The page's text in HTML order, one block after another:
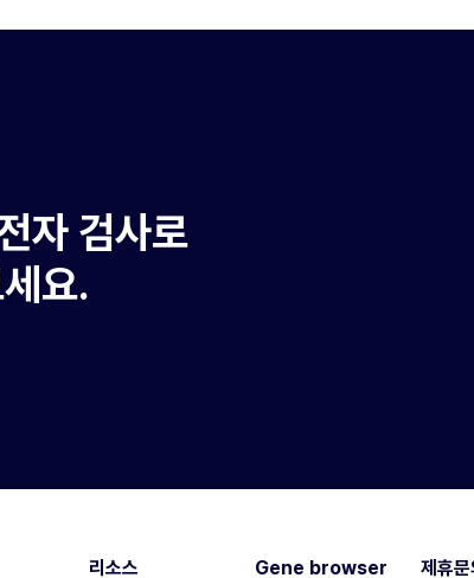
자 검사로
요.
리소스 Gene browser 제휴문